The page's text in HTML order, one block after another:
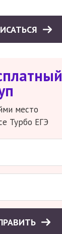
место
Турбо ЕГЭ